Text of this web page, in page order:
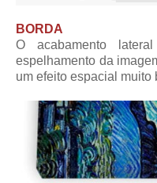
BORDA
O acabamento
espelhamento da
um efeito espacial muito